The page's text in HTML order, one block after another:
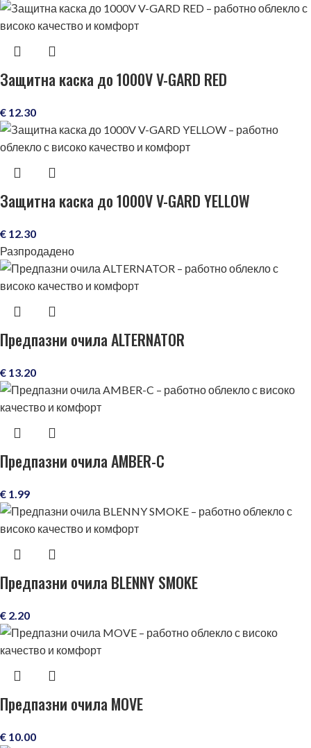
Защитна каска до 1000V V-GARD RED
€ 12.30
Защитна каска до 1000V V-GARD YELLOW
€ 12.30
Разпродадено
Предпазни очила ALTERNATOR
€ 13.20
Предпазни очила AMBER-C
€ 1.99
Предпазни очила BLENNY SMOKE
€ 2.20
Предпазни очила MOVE
€ 10.00